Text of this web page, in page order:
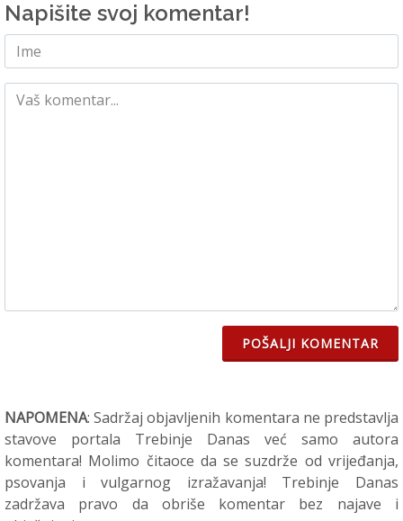
Napišite svoj komentar!
POŠALJI KOMENTAR
NAPOMENA: Sadržaj objavljenih komentara ne predstavlja
stavove portala Trebinje Danas već samo autora
komentara! Molimo čitaoce da se suzdrže od vrijeđanja,
psovanja i vulgarnog izražavanja! Trebinje Danas
zadržava pravo da obriše komentar bez najave i